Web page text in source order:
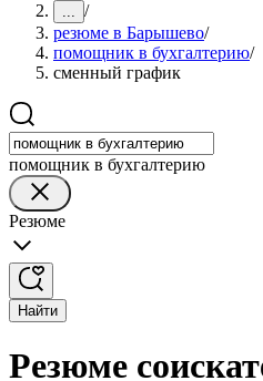
... /
резюме в Барышево/
помощник в бухгалтерию/
сменный график
помощник в бухгалтерию
Резюме
Найти
Резюме